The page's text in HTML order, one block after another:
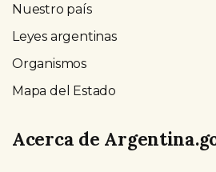
Nuestro país
Leyes argentinas
Organismos
Mapa del Estado
Acerca de